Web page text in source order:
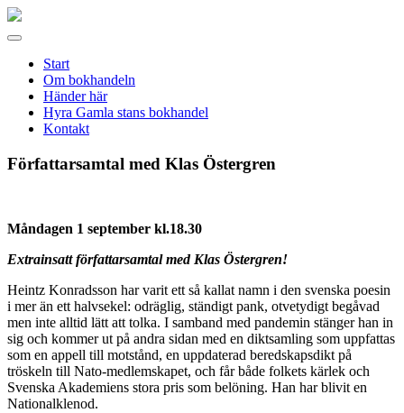
Gamla
Meny
Start
Om bokhandeln
Händer här
Hyra Gamla stans bokhandel
Kontakt
Författarsamtal med Klas Östergren
Måndagen 1 september kl.18.30
Extrainsatt författarsamtal med Klas Östergren!
Heintz Konradsson har varit ett så kallat namn i den svenska poesin
i mer än ett halvsekel: odräglig, ständigt pank, otvetydigt begåvad
men inte alltid lätt att tolka. I samband med pandemin stänger han in
sig och kommer ut på andra sidan med en diktsamling som uppfattas
som en appell till motstånd, en uppdaterad beredskapsdikt på
tröskeln till Nato-medlemskapet, och får både folkets kärlek och
Svenska Akademiens stora pris som belöning. Han har blivit en
Nationalklenod.